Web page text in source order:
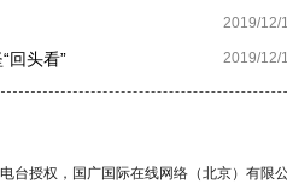
2019/12/
2019/12/
回头看”
台授权，国广国际在线网络（北京）有限